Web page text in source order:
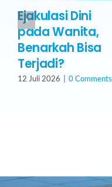
Ejakulasi Dini
pada Wanita,
Benarkah Bisa
Terjadi?
12 Juli 2026 0 Comments